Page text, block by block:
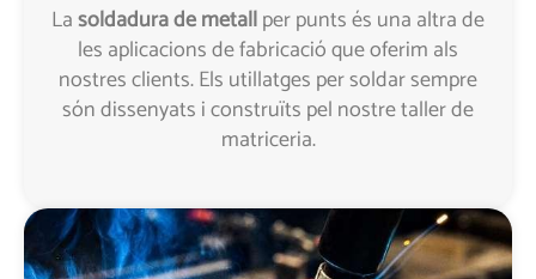
Lasoldadura de metallper punts és una altra de
les aplicacions de fabricació que oferim als
nostres clients. Els utillatges per soldar sempre
són dissenyats i construïts pel nostre taller de
matriceria.